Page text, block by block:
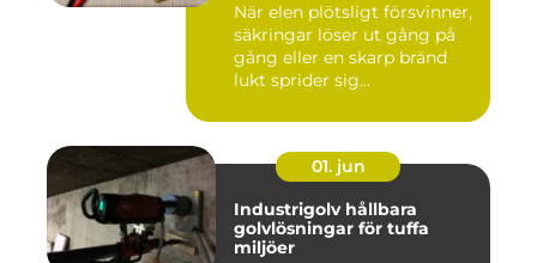
När elen plötsligt försvinner,
säkringar löser ut gång på
gång eller en skarp bränd
lukt sprider sig...
01. jun
Industrigolv hållbara
golvlösningar för tuffa
miljöer